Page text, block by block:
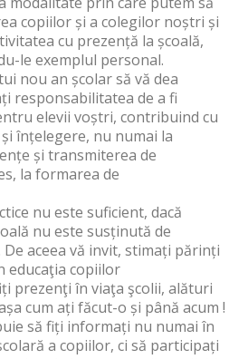
copiilor și a colegilor noștri și
cu prezență la școală,
le exemplul personal.
nou an școlar să vă dea
responsabilitatea de a fi
elevii voștri, contribuind cu
înțelegere, nu numai la
și transmiterea de
la formarea de
nu este suficient, dacă
nu este susținută de
aceea vă invit, stimați părinți
educaţia copiilor
prezenţi în viaţa şcolii, alături
cum ați făcut-o și până acum !
să fiți informați nu numai în
a copiilor, ci să participați